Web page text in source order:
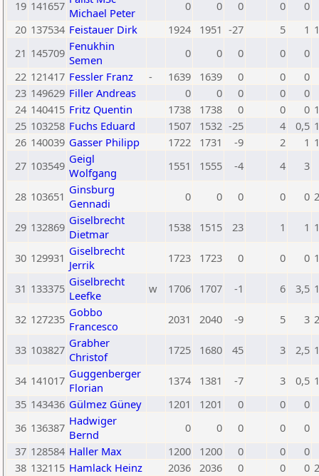
19 141657 Michael Peter
0 0 0 0
0
20 137534 Feistauer Dirk 1924 1951 -27 5 1
21 145709 Fenukhin
Semen
0 0 0 0
0
22 121417 Fessler Franz - 1639 1639 0 0
0
23 149629 Filler Andreas 0 0 0 0
0
24 140415 Fritz Quentin 1738 1738 0 0 0
25 103258 Fuchs Eduard 1507 1532 -25 4 0,5
26 140039 Gasser Philipp 1722 1731 -9 2 1
27 103549 Geigl
Wolfgang
1551 1555 -4 4 3
28 103651 Ginsburg
Gennadi
0 0 0 0 0
29 132869 Giselbrecht
Dietmar
1538 1515 23 1 1
30 129931 Giselbrecht
Jerrik
1723 1723 0 0 0
31 133375 Giselbrecht
Leefke
w 1706 1707 -1 6 3,5
32 127235 Gobbo
Francesco
2031 2040 -9 5 3
33 103827 Grabher
Christof
1725 1680 45 3 2,5
34 141017 Guggenberger
Florian
1374 1381 -7 3 0,5
35 143436 Gülmez Güney 1201 1201 0 0
0
36 136387 Hadwiger
Bernd
0 0 0 0
0
37 128584 Haller Max 1200 1200 0 0
0
38 132115 Hamlack Heinz 2036 2036 0 0 0